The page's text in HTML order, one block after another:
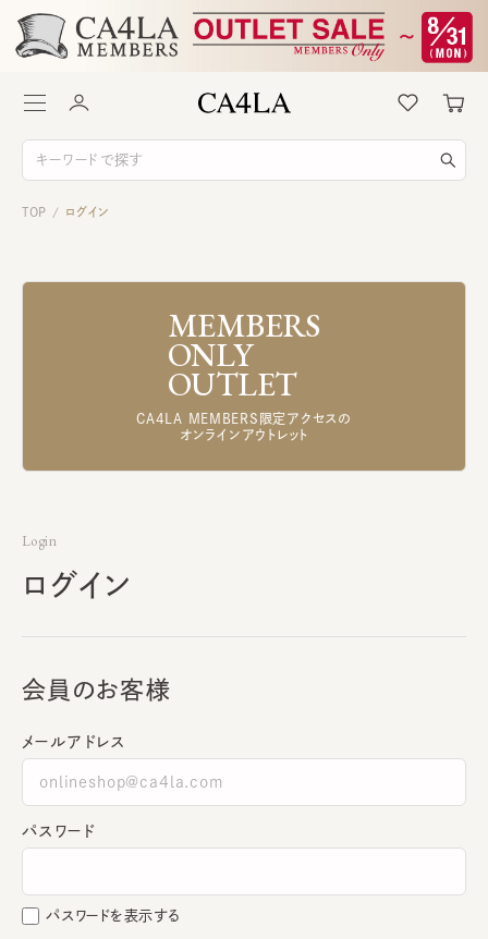
TOP / ログイン
MEMBERS
ONLY
OUTLET
CA4LA MEMBERS限定アクセスの
オンラインアウトレット
Login
ログイン
会員のお客様
メールアドレス
パスワード
パスワードを表示する